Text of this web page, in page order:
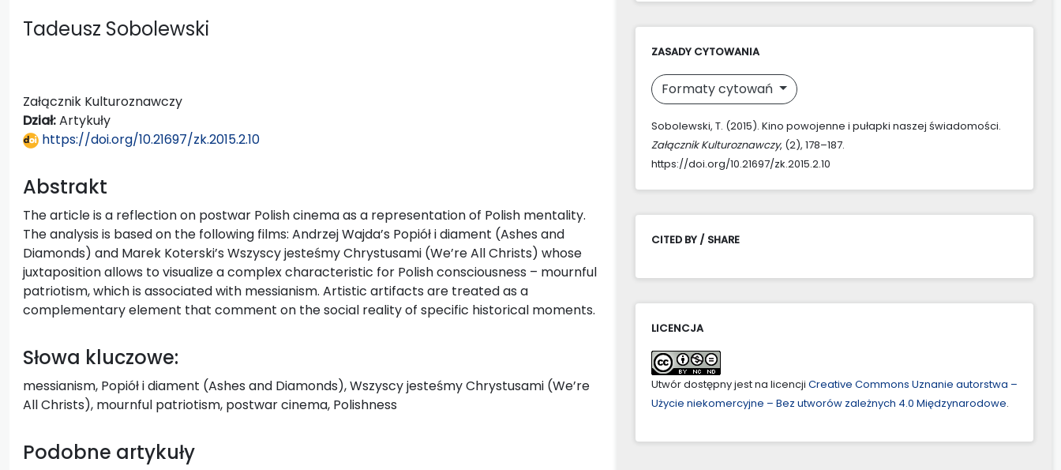
Tadeusz Sobolewski
Załącznik Kulturoznawczy
Dział:Artykuły
https://doi.org/10.21697/zk.2015.2.10
Abstrakt
The article is a reflection on postwar Polish cinema as a representation of Polish mentality.
The analysis is based on the following films: Andrzej Wajda’s Popiół i diament (Ashes and
Diamonds) and Marek Koterski’s Wszyscy jesteśmy Chrystusami (We’re All Christs) whose
juxtaposition allows to visualize a complex characteristic for Polish consciousness – mournful
patriotism, which is associated with messianism. Artistic artifacts are treated as a
complementary element that comment on the social reality of specific historical moments.
Słowa kluczowe:
messianism, Popiół i diament (Ashes and Diamonds), Wszyscy jesteśmy Chrystusami (We’re
All Christs), mournful patriotism, postwar cinema, Polishness
Podobne artykuły
ZASADY CYTOWANIA
Formaty cytowań
Sobolewski, T. (2015). Kino powojenne i pułapki naszej świadomości.
Załącznik Kulturoznawczy, (2), 178–187.
https://doi.org/10.21697/zk.2015.2.10
CITED BY / SHARE
LICENCJA
Utwór dostępny jest na licencji Creative Commons Uznanie autorstwa –
Użycie niekomercyjne – Bez utworów zależnych 4.0 Międzynarodowe.